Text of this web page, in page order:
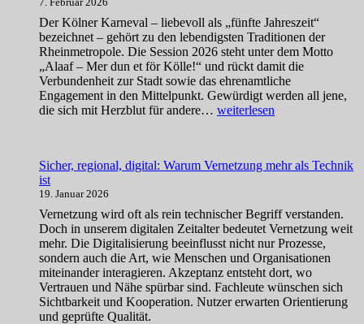
geworden
ist
Der Kölner Karneval – liebevoll als „fünfte Jahreszeit“
bezeichnet – gehört zu den lebendigsten Traditionen der
Rheinmetropole. Die Session 2026 steht unter dem Motto
„Alaaf – Mer dun et för Kölle!“ und rückt damit die
Verbundenheit zur Stadt sowie das ehrenamtliche
Engagement in den Mittelpunkt. Gewürdigt werden all jene,
die sich mit Herzblut für andere… Kölner
und
Alaaf!
weiterlesen
Sicher, regional, digital: Warum Vernetzung mehr als Technik
ist
19. Januar 2026
Vernetzung wird oft als rein technischer Begriff verstanden.
Doch in unserem digitalen Zeitalter bedeutet Vernetzung weit
mehr. Die Digitalisierung beeinflusst nicht nur Prozesse,
sondern auch die Art, wie Menschen und Organisationen
miteinander interagieren. Akzeptanz entsteht dort, wo
Vertrauen und Nähe spürbar sind. Fachleute wünschen sich
Sichtbarkeit und Kooperation. Nutzer erwarten Orientierung
und geprüfte Qualität.